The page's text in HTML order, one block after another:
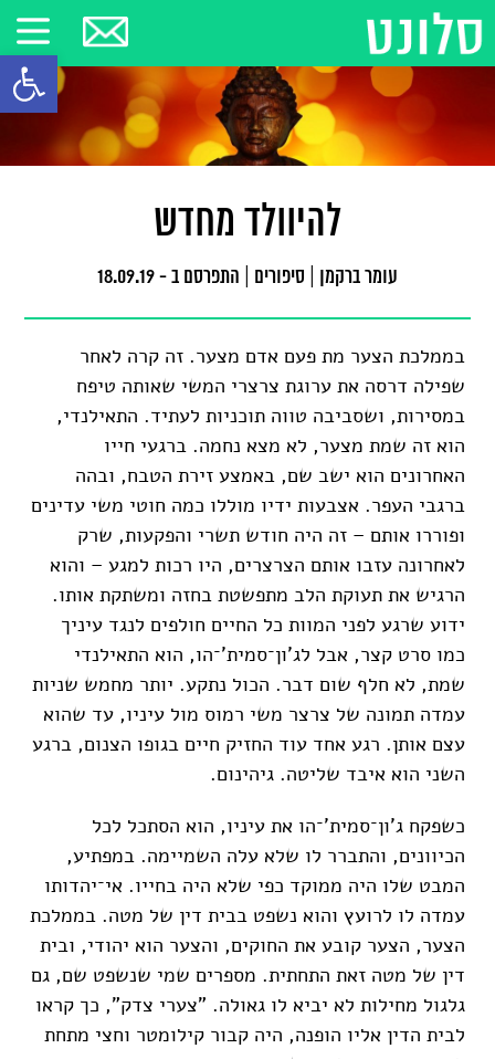
פתח
להיוולד מחדש
עומר ברקמן סיפורים התפרסם ב - 18.09.19
בממלכת הצער מת פעם אדם מצער. זה קרה לאחר
שפילה דרסה את ערוגת צרצרי המשי שאותה טיפח
במסירות, ושסביבה טווה תוכניות לעתיד. התאילנדי,
הוא זה שמת מצער, לא מצא נחמה. ברגעי חייו
האחרונים הוא ישב שם, באמצע זירת הטבח, ובהה
ברגבי העפר. אצבעות ידיו מוללו כמה חוטי משי עדינים
ופוררו אותם – זה היה חודש תשרי והפקעות, שרק
לאחרונה עזבו אותם הצרצרים, היו רכות למגע – והוא
הרגיש את תעוקת הלב מתפשטת בחזה ומשתקת אותו.
ידוע שרגע לפני המוות כל החיים חולפים לנגד עיניך
כמו סרט קצר, אבל לג'ון־סמית'־הו, הוא התאילנדי
שמת, לא חלף שום דבר. הכול נתקע. יותר מחמש שניות
עמדה תמונה של צרצר משי רמוס מול עיניו, עד שהוא
עצם אותן. רגע אחד עוד החזיק חיים בגופו הצנום, ברגע
השני הוא איבד שליטה. גיהינום.
כשפקח ג'ון־סמית'־הו את עיניו, הוא הסתכל לכל
הכיוונים, והתברר לו שלא עלה השמיימה. במפתיע,
המבט שלו היה ממוקד כפי שלא היה בחייו. אי־יהדותו
עמדה לו לרועץ והוא נשפט בבית דין של מטה. בממלכת
הצער, הצער קובע את החוקים, והצער הוא יהודי, ובית
דין של מטה זאת התחתית. מספרים שמי שנשפט שם, גם
גלגול מחילות לא יביא לו גאולה. "צערי צדק", כך קראו
לבית הדין אליו הופנה, היה קבור קילומטר וחצי מתחת